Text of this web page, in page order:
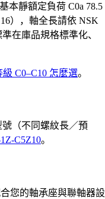
本靜額定負荷 C0a 78.5
），軸全長請依 NSK
在庫品規格標準化、
C0–C10 怎麼選。
號（不同螺紋長／預
C5Z10。
合您的軸承座與聯軸器設